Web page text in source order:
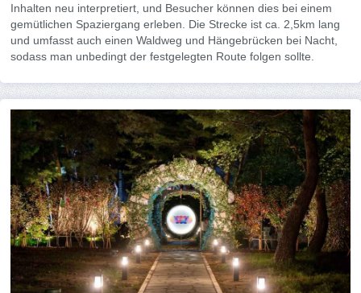
Inhalten neu interpretiert, und Besucher können dies bei einem
gemütlichen Spaziergang erleben. Die Strecke ist ca. 2,5km lang
und umfasst auch einen Waldweg und Hängebrücken bei Nacht,
sodass man unbedingt der festgelegten Route folgen sollte.